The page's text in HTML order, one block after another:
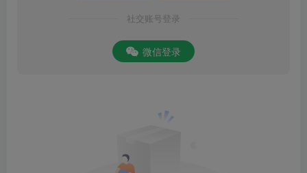
社交账号登录
微信登录